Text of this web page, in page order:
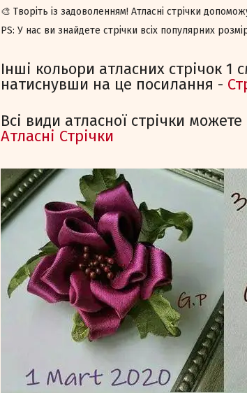
🎨 Творіть із задоволенням! Атласні стрічки
PS: У нас ви знайдете стрічки всіх популярних
Інші кольори атласних стрічок 1
натиснувши на це посилання -
Всі види атласної стрічки
Атласні Стрічки